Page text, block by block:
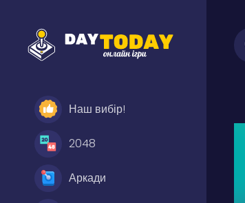
Наш вибір!
2048
Аркади